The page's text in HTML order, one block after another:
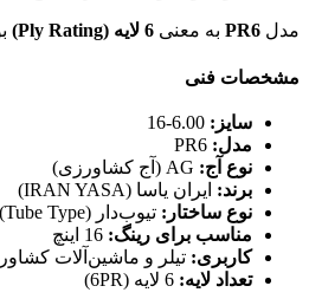
مدل PR6 به معنی 6 لایه (Ply Rating)
مشخصات فنی
سایز:
مدل:
نوع آج:
برند: ایران یاسا (IRAN YASA)
نوع ساختار: تیوب‌دار (Tube Type)
مناسب برای رینگ:
کاربری: تیلر و ماشین‌آلات
تعداد لایه: